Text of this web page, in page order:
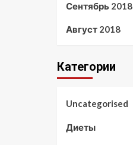
Сентябрь 2018
Август 2018
Категории
Uncategorised
Диеты